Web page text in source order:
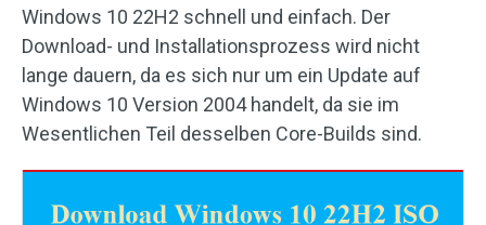
Windows 10 22H2 schnell und einfach. Der
Download- und Installationsprozess wird nicht
lange dauern, da es sich nur um ein Update auf
Windows 10 Version 2004 handelt, da sie im
Wesentlichen Teil desselben Core-Builds sind.